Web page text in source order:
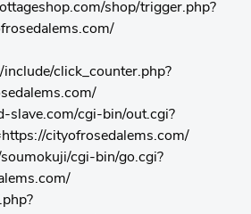
shop/trigger.php?
click_counter.php?
slave.com/cgi-bin/out.cgi?
cityofrosedalems.com/
cgi-bin/go.cgi?